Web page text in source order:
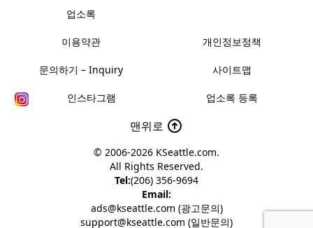
업소록
이용약관 개인정보정책
문의하기 – Inquiry 사이트맵
인스타그램 업소록 등록
맨위로
© 2006-2026 KSeattle.com.
All Rights Reserved.
Tel:(206) 356-9694
Email:
ads@kseattle.com (광고문의)
support@kseattle.com (일반문의)